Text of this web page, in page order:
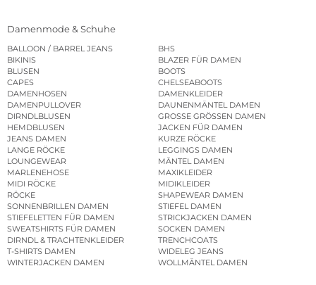
Damenmode & Schuhe
BALLOON / BARREL JEANS
BHS
BIKINIS
BLAZER FÜR DAMEN
BLUSEN
BOOTS
CAPES
CHELSEABOOTS
DAMENHOSEN
DAMENKLEIDER
DAMENPULLOVER
DAUNENMÄNTEL DAMEN
DIRNDLBLUSEN
GROSSE GRÖSSEN DAMEN
HEMDBLUSEN
JACKEN FÜR DAMEN
JEANS DAMEN
KURZE RÖCKE
LANGE RÖCKE
LEGGINGS DAMEN
LOUNGEWEAR
MÄNTEL DAMEN
MARLENEHOSE
MAXIKLEIDER
MIDI RÖCKE
MIDIKLEIDER
RÖCKE
SHAPEWEAR DAMEN
SONNENBRILLEN DAMEN
STIEFEL DAMEN
STIEFELETTEN FÜR DAMEN
STRICKJACKEN DAMEN
SWEATSHIRTS FÜR DAMEN
SOCKEN DAMEN
DIRNDL & TRACHTENKLEIDER
TRENCHCOATS
T-SHIRTS DAMEN
WIDELEG JEANS
WINTERJACKEN DAMEN
WOLLMÄNTEL DAMEN